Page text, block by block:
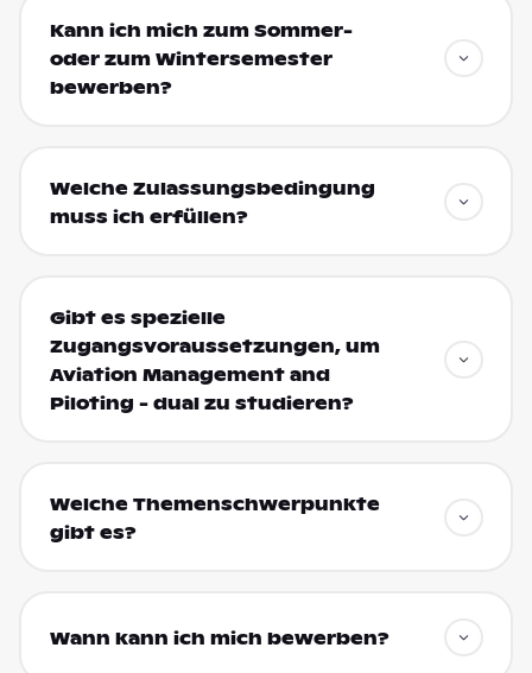
Kann ich mich zum Sommer-
oder zum Wintersemester
bewerben?
Welche Zulassungsbedingung
muss ich erfüllen?
Gibt es spezielle
Zugangsvoraussetzungen, um
Aviation Management and
Piloting - dual zu studieren?
Welche Themenschwerpunkte
gibt es?
Wann kann ich mich bewerben?